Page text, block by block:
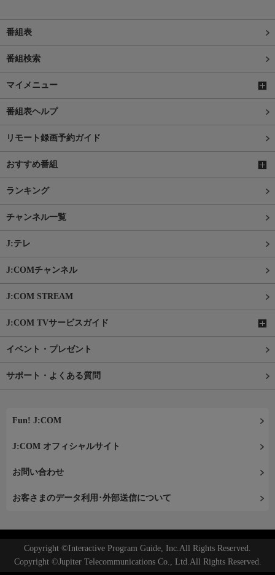
番組表
番組検索
マイメニュー
番組表ヘルプ
リモート録画予約ガイド
おすすめ番組
ランキング
チャンネル一覧
J:テレ
J:COMチャンネル
J:COM STREAM
J:COM TVサービスガイド
イベント・プレゼント
サポート・よくある質問
Fun! J:COM
J:COM オフィシャルサイト
お問い合わせ
お客さまのデータ利用･外部送信について
Copyright ©Interactive Program Guide, Inc.All Rights Reserved.
Copyright ©Jupiter Telecommunications Co., Ltd.All Rights Reserved.